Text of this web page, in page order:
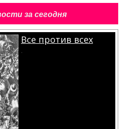
за сегодня
Все против всех
.